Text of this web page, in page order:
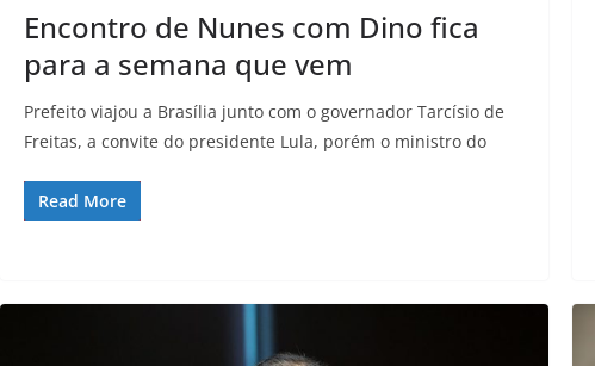
Encontro de Nunes com Dino fica
para a semana que vem
Prefeito viajou a Brasília junto com o governador Tarcísio de
Freitas, a convite do presidente Lula, porém o ministro do
Read More